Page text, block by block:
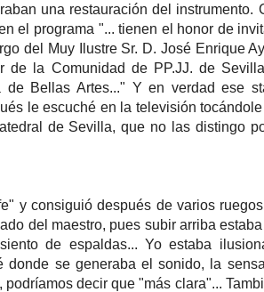
una restauración del instrumento.
el programa "... tienen el honor de
del Muy Ilustre Sr. D. José Enrique
de la Comunidad de PP.JJ. de
de Bellas Artes..." Y en verdad ese
le escuché en la televisión
de Sevilla, que no las distingo
y consiguió después de varios
del maestro, pues subir arriba
de espaldas... Yo estaba
se generaba el sonido, la
decir que "más clara"...